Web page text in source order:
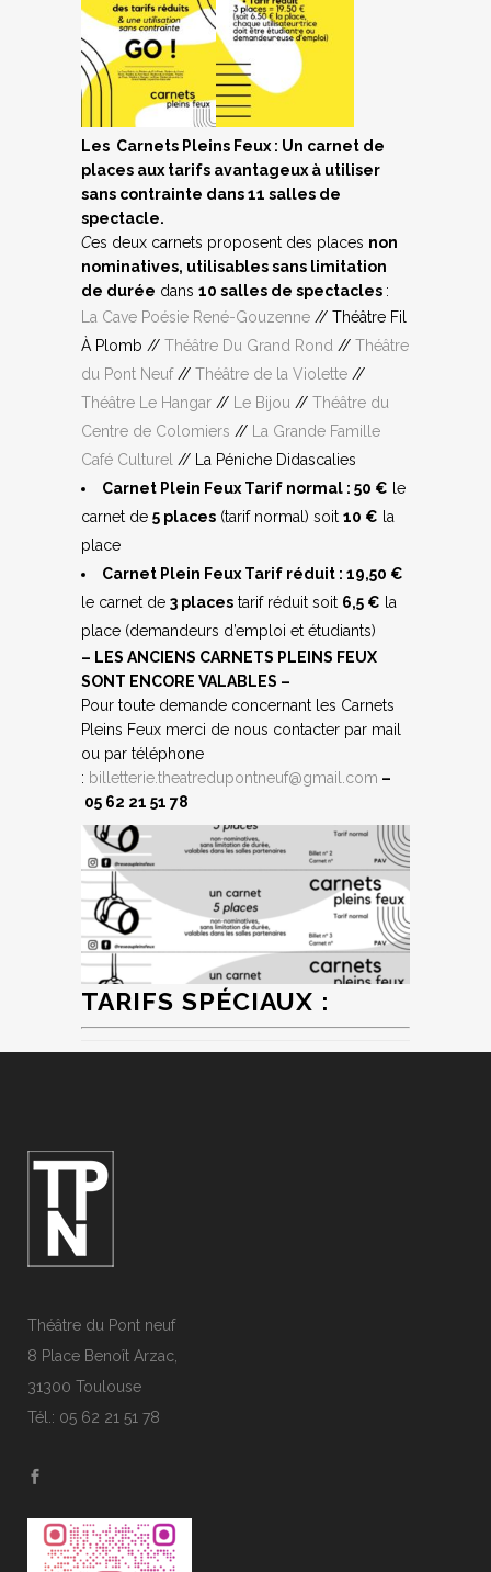
Les Carnets Pleins Feux : Un carnet de
places aux tarifs avantageux à utiliser
sans contrainte dans 11 salles de
spectacle.
Ces deux carnets proposent des places non
nominatives, utilisables sans limitation
de durée dans 10 salles de spectacles :
La Cave Poésie René-Gouzenne // Théâtre Fil
À Plomb // Théâtre Du Grand Rond // Théâtre
du Pont Neuf// Théâtre de la Violette //
Théâtre Le Hangar // Le Bijou // Théâtre du
Centre de Colomiers //
La Grande Famille
Café Culturel // La Péniche Didascalies
Carnet Plein Feux Tarif normal : 50 € le
carnet de 5 places (tarif normal) soit 10 € la
place
Carnet Plein Feux Tarif réduit : 19,50 €
le carnet de 3 places tarif réduit soit 6,5 € la
place (demandeurs d’emploi et étudiants)
– LES ANCIENS CARNETS PLEINS FEUX
SONT ENCORE VALABLES –
Pour toute demande concernant les Carnets
Pleins Feux merci de nous contacter par mail
ou par téléphone
: billetterie.theatredupontneuf@gmail.com –
05 62 21 51 78
TARIFS SPÉCIAUX :
Théâtre du Pont neuf
8 Place Benoît Arzac,
31300 Toulouse
Tél.: 05 62 21 51 78